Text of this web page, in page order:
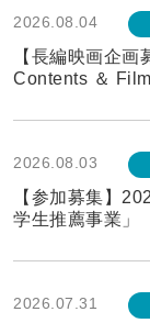
2026.08.04
【長編映画企
Contents ＆
2026.08.03
【参加募集】
学生推薦事業」
2026.07.31